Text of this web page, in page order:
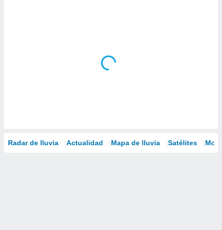
Radar de lluvia Actualidad Mapa de lluvia Satélites